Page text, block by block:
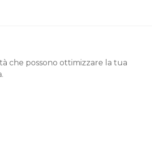
che possono ottimizzare la tua